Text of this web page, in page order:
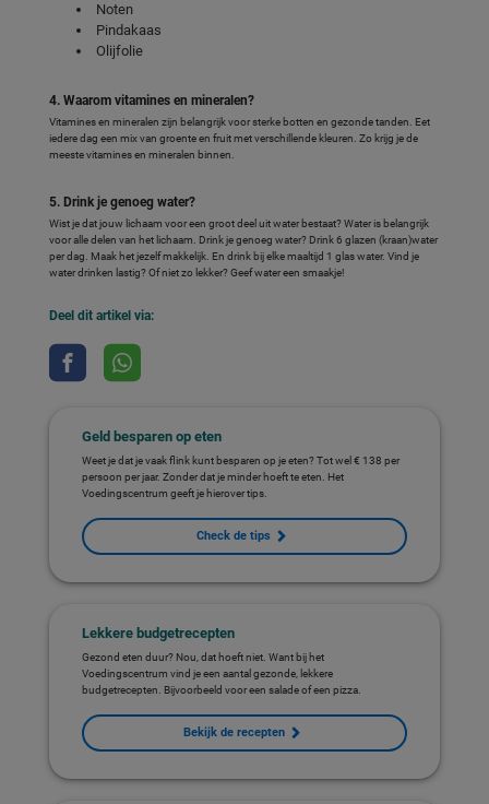
Noten
Pindakaas
Olijfolie
4. Waarom vitamines en mineralen?
Vitamines en mineralen zijn belangrijk voor sterke botten en gezonde tanden. Eet
iedere dag een mix van groente en fruit met verschillende kleuren. Zo krijg je de
meeste vitamines en mineralen binnen.
5. Drink je genoeg water?
Wist je dat jouw lichaam voor een groot deel uit water bestaat? Water is belangrijk
voor alle delen van het lichaam. Drink je genoeg water? Drink 6 glazen (kraan)water
per dag. Maak het jezelf makkelijk. En drink bij elke maaltijd 1 glas water. Vind je
water drinken lastig? Of niet zo lekker? Geef water een smaakje!
Deel dit artikel via:
Geld besparen op eten
Weet je dat je vaak flink kunt besparen op je eten? Tot wel € 138 per
persoon per jaar. Zonder dat je minder hoeft te eten. Het
Voedingscentrum geeft je hierover tips.
Check de tips
Lekkere budgetrecepten
Gezond eten duur? Nou, dat hoeft niet. Want bij het
Voedingscentrum vind je een aantal gezonde, lekkere
budgetrecepten. Bijvoorbeeld voor een salade of een pizza.
Bekijk de recepten